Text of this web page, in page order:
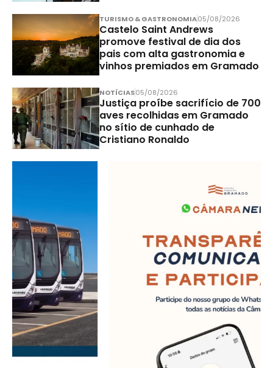
TURISMO & GASTRONOMIA05/08/2026
Castelo Saint Andrews
promove festival de dia dos
pais com alta gastronomia e
vinhos premiados em Gramado
NOTÍCIAS05/08/2026
Justiça proíbe sacrifício de 700
aves recolhidas em Gramado
no sítio de cunhado de
Cristiano Ronaldo